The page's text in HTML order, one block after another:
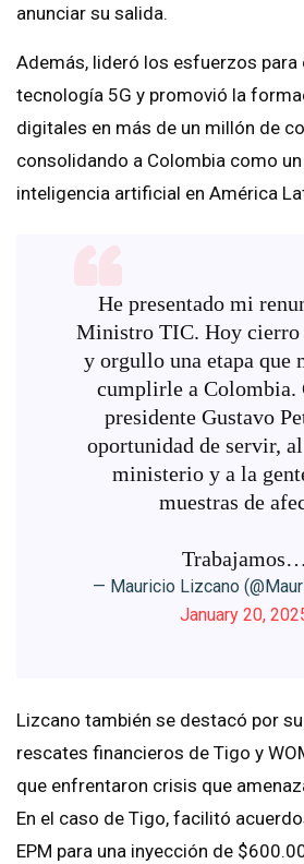
anunciar su salida.
Además, lideró los esfuerzos para
tecnología 5G y promovió la
digitales en más de un millón de
consolidando a Colombia como
inteligencia artificial en América
He presentado mi
Ministro TIC. Hoy cierro
y orgullo una etapa que
cumplirle a Colombia.
presidente Gustavo
oportunidad de servir,
ministerio y a la
muestras de
Trabajamos…
— Mauricio Lizcano
January 20,
Lizcano también se destacó por
rescates financieros de Tigo y
que enfrentaron crisis que
En el caso de Tigo, facilitó
EPM para una inyección de